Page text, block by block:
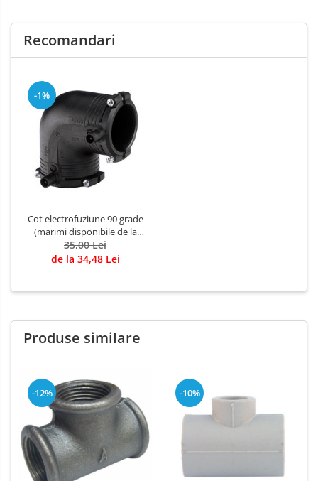
Recomandari
-1%
Cot electrofuziune 90 grade
(marimi disponibile de la
DN32 la DN160)
35,00 Lei
de la 34,48 Lei
Produse similare
-12% -10%